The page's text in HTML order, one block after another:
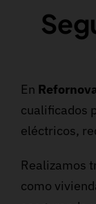
En
cualificados
eléctricos,
Realizamos
como